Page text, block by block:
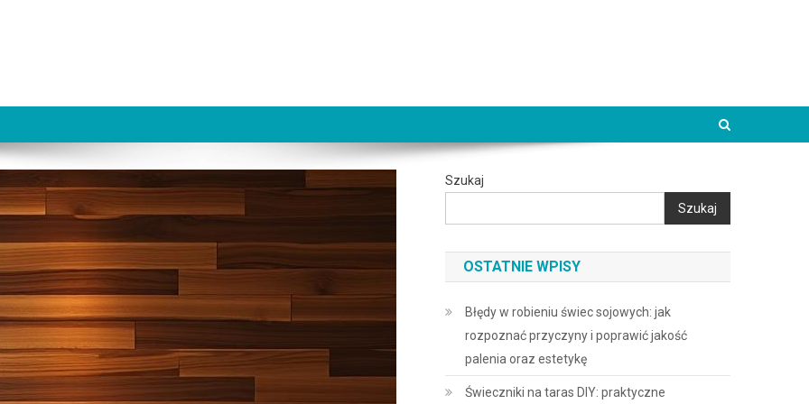
Szukaj
Szukaj
OSTATNIE WPISY
Błędy w robieniu świec sojowych: jak
rozpoznać przyczyny i poprawić jakość
palenia oraz estetykę
Świeczniki na taras DIY: praktyczne